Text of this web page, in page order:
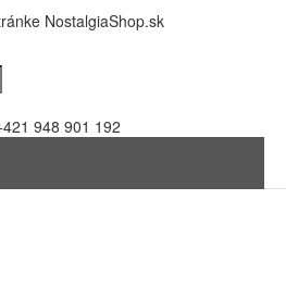
NostalgiaShop.sk
948 901 192